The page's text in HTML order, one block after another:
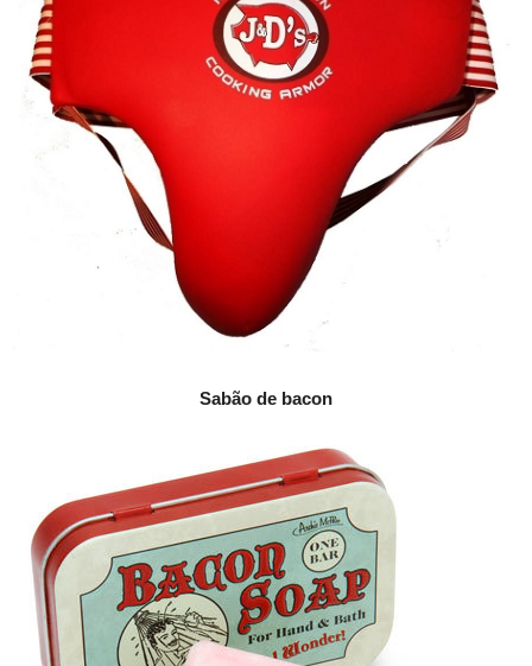
Sabão de bacon